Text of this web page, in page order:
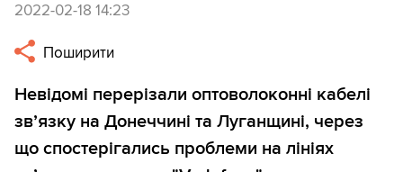
2022-02-18 14:23
Поширити
Невідомі перерізали оптоволоконні кабелі
зв’язку на Донеччині та Луганщині, через
що спостерігались проблеми на лініях